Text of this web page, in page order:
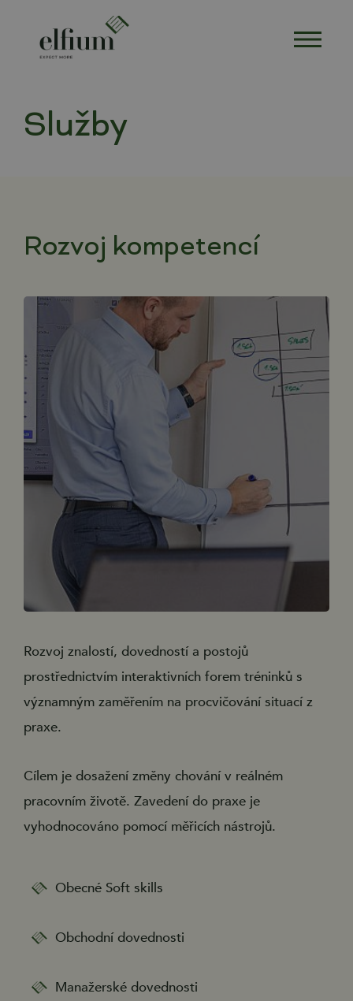
Služby
Rozvoj kompetencí
Rozvoj znalostí, dovedností a postojů
prostřednictvím interaktivních forem tréninků s
významným zaměřením na procvičování situací z
praxe.
Cílem je dosažení změny chování v reálném
pracovním životě. Zavedení do praxe je
vyhodnocováno pomocí měřicích nástrojů.
Obecné Soft skills
Obchodní dovednosti
Manažerské dovednosti